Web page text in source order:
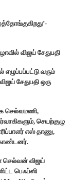
விஜய் சேதுபதி
வரும்
சேதுபதி ஒரு
செல்வமணி,
செயற்குழு
எஸ் தாணு,
செல்வன் விஜய்
பெஃப்ஸி